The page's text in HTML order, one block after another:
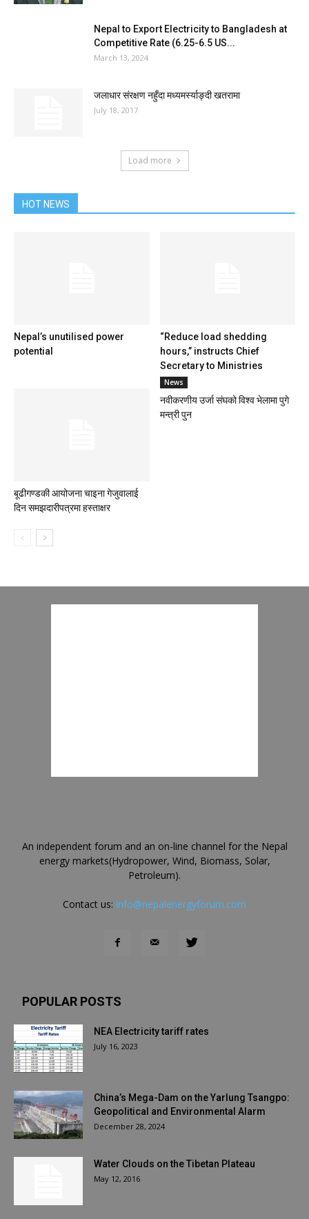
Nepal to Export Electricity to Bangladesh at
Competitive Rate (6.25-6.5 US...
March 13, 2024
जलाधार संरक्षण नहुँदा मध्यमर्स्याङ्दी खतरामा
July 18, 2017
Load more
HOT NEWS
Nepal’s unutilised power
potential
“Reduce load shedding
hours,” instructs Chief
Secretary to Ministries
बूढीगण्डकी आयोजना चाइना गेजुवालाई
दिन समझदारीपत्रमा हस्ताक्षर
News
नवीकरणीय उर्जा संघको विश्व भेलामा पुगे
मन्त्री पुन
An independent forum and an on-line channel for the Nepal
energy markets(Hydropower, Wind, Biomass, Solar,
Petroleum).
Contact us: info@nepalenergyforum.com
POPULAR POSTS
NEA Electricity tariff rates
July 16, 2023
China’s Mega-Dam on the Yarlung Tsangpo:
Geopolitical and Environmental Alarm
December 28, 2024
Water Clouds on the Tibetan Plateau
May 12, 2016